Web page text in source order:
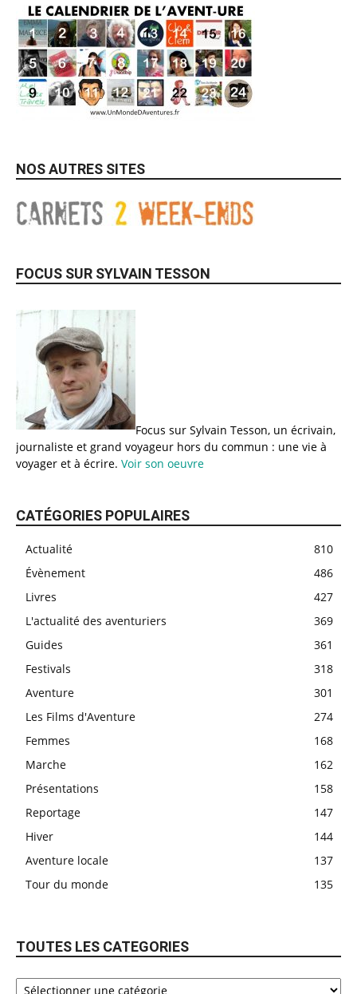
NOS AUTRES SITES
FOCUS SUR SYLVAIN TESSON
Focus sur Sylvain Tesson, un écrivain,
journaliste et grand voyageur hors du commun : une vie à
voyager et à écrire. Voir son oeuvre
CATÉGORIES POPULAIRES
Actualité
810
Évènement
486
Livres
427
L'actualité des aventuriers
369
Guides
361
Festivals
318
Aventure
301
Les Films d'Aventure
274
Femmes
168
Marche
162
Présentations
158
Reportage
147
Hiver
144
Aventure locale
137
Tour du monde
135
TOUTES LES CATEGORIES